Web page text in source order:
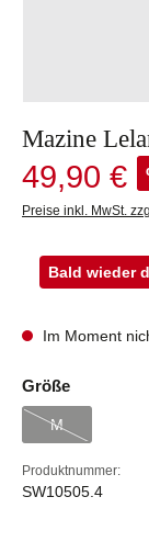
Mazine
Verkaufspreis:
49,90 €
Preise inkl. MwSt.
Bald wieder
Im Moment
Größeauswählen
M
(Diese Option
Produktnummer:
SW10505.4